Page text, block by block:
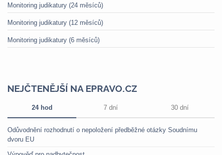
Monitoring judikatury (24 měsíců)
Monitoring judikatury (12 měsíců)
Monitoring judikatury (6 měsíců)
NEJČTENĚJŠÍ NA EPRAVO.CZ
24 hod 7 dní 30 dní
Odůvodnění rozhodnutí o nepoložení předběžné otázky Soudnímu
dvoru EU